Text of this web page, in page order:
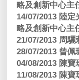
略及創新中心主
14/07/2013 陸
略及創新中心主
21/07/2013 周
28/07/2013 曾
04/08/2013 陳
11/08/2013 陳